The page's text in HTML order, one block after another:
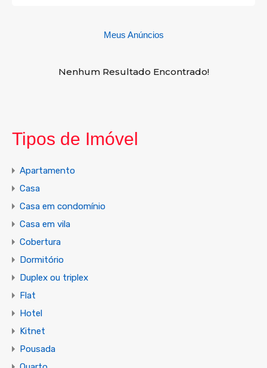
Meus Anúncios
Nenhum Resultado Encontrado!
Tipos de Imóvel
Apartamento
Casa
Casa em condomínio
Casa em vila
Cobertura
Dormitório
Duplex ou triplex
Flat
Hotel
Kitnet
Pousada